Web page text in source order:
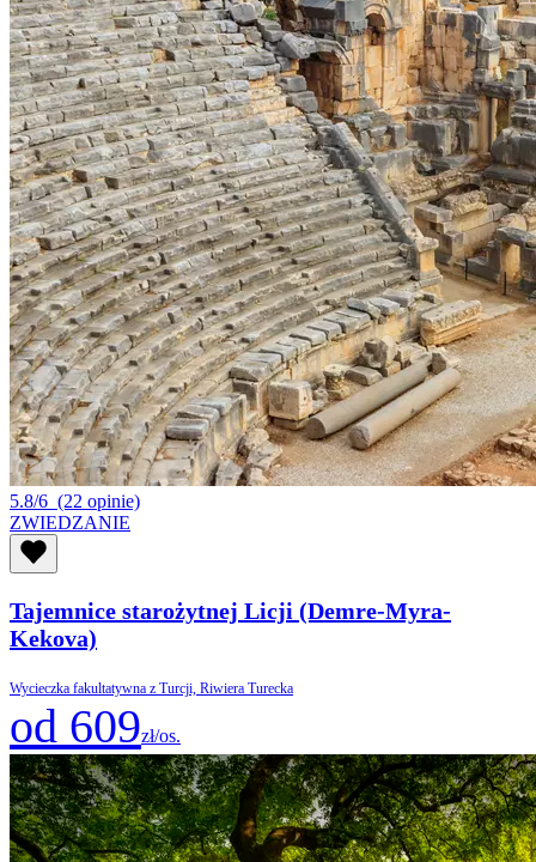
5.8/6 (22 opinie)
ZWIEDZANIE
Tajemnice starożytnej Licji (Demre-Myra-
Kekova)
Wycieczka fakultatywna z Turcji, Riwiera Turecka
od 609zł/os.